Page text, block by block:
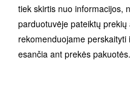
tiek skirtis nuo informacijos,
parduotuvėje pateiktų
rekomenduojame
esančia ant prekės pakuotės.